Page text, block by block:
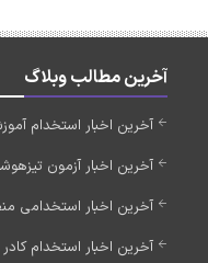
آخرین مطالب وبلاگ
آخرین اخبار استخدام آموزش و
آخرین اخبار آزمون
آخرین اخبار استخدامی
آخرین اخبار استخدام کادر اداری